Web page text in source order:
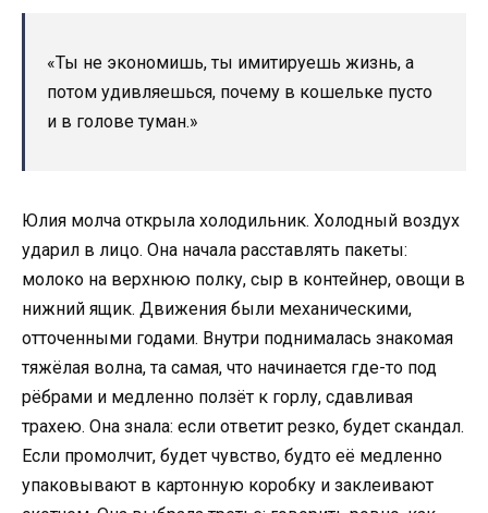
«Ты не экономишь, ты имитируешь жизнь, а
потом удивляешься, почему в кошельке пусто
и в голове туман.»
Юлия молча открыла холодильник. Холодный воздух
ударил в лицо. Она начала расставлять пакеты:
молоко на верхнюю полку, сыр в контейнер, овощи в
нижний ящик. Движения были механическими,
отточенными годами. Внутри поднималась знакомая
тяжёлая волна, та самая, что начинается где-то под
рёбрами и медленно ползёт к горлу, сдавливая
трахею. Она знала: если ответит резко, будет скандал.
Если промолчит, будет чувство, будто её медленно
упаковывают в картонную коробку и заклеивают